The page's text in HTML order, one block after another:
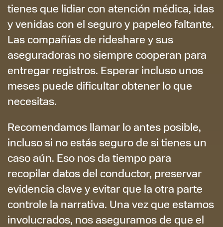
tienes que lidiar con atención médica, idas
y venidas con el seguro y papeleo faltante.
Las compañías de rideshare y sus
aseguradoras no siempre cooperan para
entregar registros. Esperar incluso unos
meses puede dificultar obtener lo que
necesitas.
Recomendamos llamar lo antes posible,
incluso si no estás seguro de si tienes un
caso aún. Eso nos da tiempo para
recopilar datos del conductor, preservar
evidencia clave y evitar que la otra parte
controle la narrativa. Una vez que estamos
involucrados, nos aseguramos de que el